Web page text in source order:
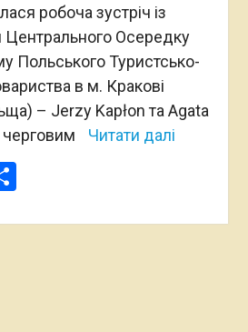
робоча зустріч із
Осередку
Польського Туристсько-
в м. Кракові
– Jerzy Kapłon та Agata
Читати далі
Поділитися